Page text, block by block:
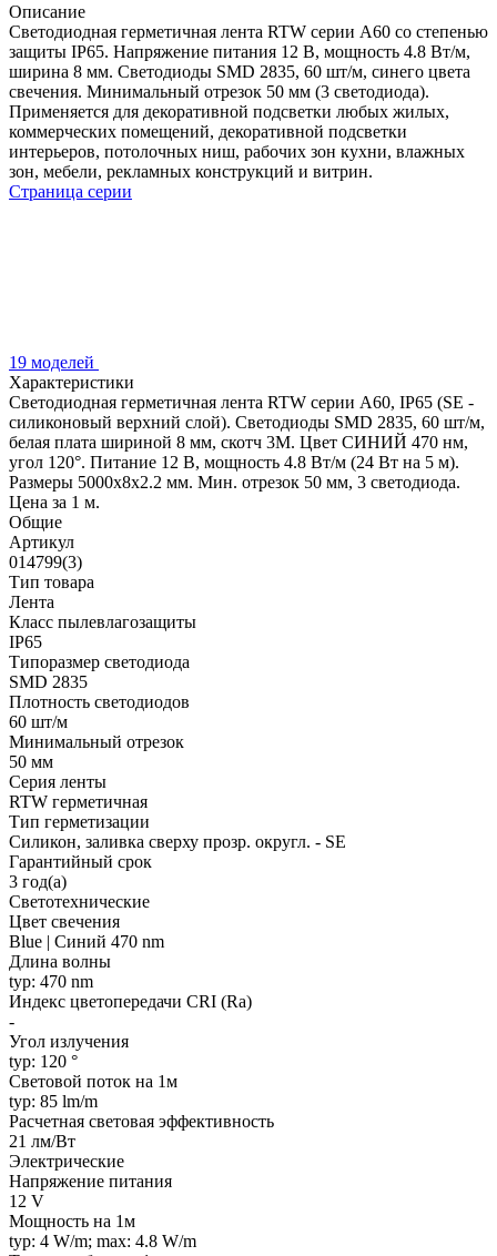
Описание
Светодиодная герметичная лента RTW серии A60 со степенью
защиты IP65. Напряжение питания 12 В, мощность 4.8 Вт/м,
ширина 8 мм. Светодиоды SMD 2835, 60 шт/м, синего цвета
свечения. Минимальный отрезок 50 мм (3 светодиода).
Применяется для декоративной подсветки любых жилых,
коммерческих помещений, декоративной подсветки
интерьеров, потолочных ниш, рабочих зон кухни, влажных
зон, мебели, рекламных конструкций и витрин.
Страница серии
19 моделей
Характеристики
Светодиодная герметичная лента RTW серии A60, IP65 (SE -
силиконовый верхний слой). Светодиоды SMD 2835, 60 шт/м,
белая плата шириной 8 мм, скотч 3M. Цвет СИНИЙ 470 нм,
угол 120°. Питание 12 В, мощность 4.8 Вт/м (24 Вт на 5 м).
Размеры 5000x8x2.2 мм. Мин. отрезок 50 мм, 3 светодиода.
Цена за 1 м.
Общие
Артикул
014799(3)
Тип товара
Лента
Класс пылевлагозащиты
IP65
Типоразмер светодиода
SMD 2835
Плотность светодиодов
60 шт/м
Минимальный отрезок
50 мм
Серия ленты
RTW герметичная
Тип герметизации
Силикон, заливка сверху прозр. округл. - SE
Гарантийный срок
3 год(а)
Светотехнические
Цвет свечения
Blue | Синий 470 nm
Длина волны
typ: 470 nm
Индекс цветопередачи CRI (Ra)
-
Угол излучения
typ: 120 °
Световой поток на 1м
typ: 85 lm/m
Расчетная световая эффективность
21 лм/Вт
Электрические
Напряжение питания
12 V
Мощность на 1м
typ: 4 W/m; max: 4.8 W/m